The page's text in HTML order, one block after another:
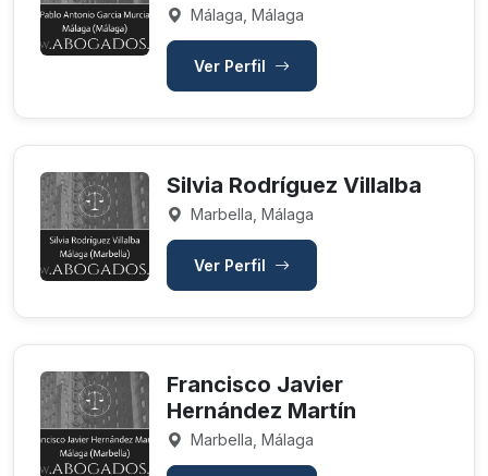
Málaga, Málaga
Ver Perfil
Silvia Rodríguez Villalba
Marbella, Málaga
Ver Perfil
Francisco Javier
Hernández Martín
Marbella, Málaga